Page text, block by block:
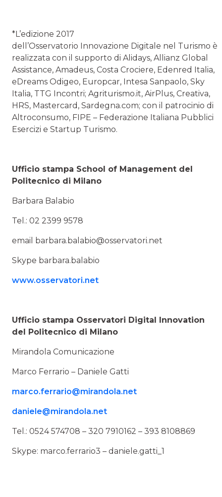
*L’edizione 2017
dell’Osservatorio Innovazione Digitale nel Turismo è
realizzata con il supporto di Alidays, Allianz Global
Assistance, Amadeus, Costa Crociere, Edenred Italia,
eDreams Odigeo, Europcar, Intesa Sanpaolo, Sky
Italia, TTG Incontri; Agriturismo.it, AirPlus, Creativa,
HRS, Mastercard, Sardegna.com; con il patrocinio di
Altroconsumo, FIPE – Federazione Italiana Pubblici
Esercizi e Startup Turismo.
Ufficio stampa School of Management del
Politecnico di Milano
Barbara Balabio
Tel.: 02 2399 9578
email barbara.balabio@osservatori.net
Skype barbara.balabio
www.osservatori.net
Ufficio stampa Osservatori Digital Innovation
del Politecnico di Milano
Mirandola Comunicazione
Marco Ferrario – Daniele Gatti
marco.ferrario@mirandola.net
daniele@mirandola.net
Tel.: 0524 574708 – 320 7910162 – 393 8108869
Skype: marco.ferrario3 – daniele.gatti_1